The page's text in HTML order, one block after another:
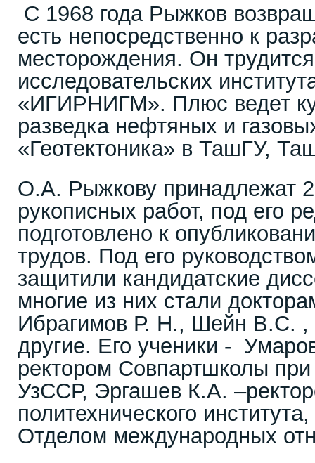
С 1968 года Рыжков
есть непосредственно к
месторождения. Он
исследовательских
«ИГИРНИГМ». Плюс ведет
разведка нефтяных и
«Геотектоника» в ТашГУ,
О.А. Рыжкову принадлежат
рукописных работ, под его
подготовлено к
трудов. Под его
защитили кандидатские
многие из них стали
Ибрагимов Р. Н., Шейн В.С.
другие. Его ученики -
ректором Совпартшколы
УзССР, Эргашев К.А.
политехнического
Отделом международных